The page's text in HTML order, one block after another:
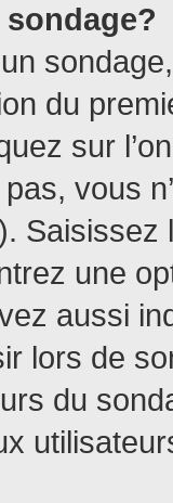
du
sur
vous
une
aussi
lors de
du